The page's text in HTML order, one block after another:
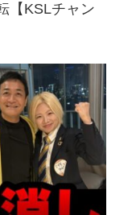
【KSLチャン